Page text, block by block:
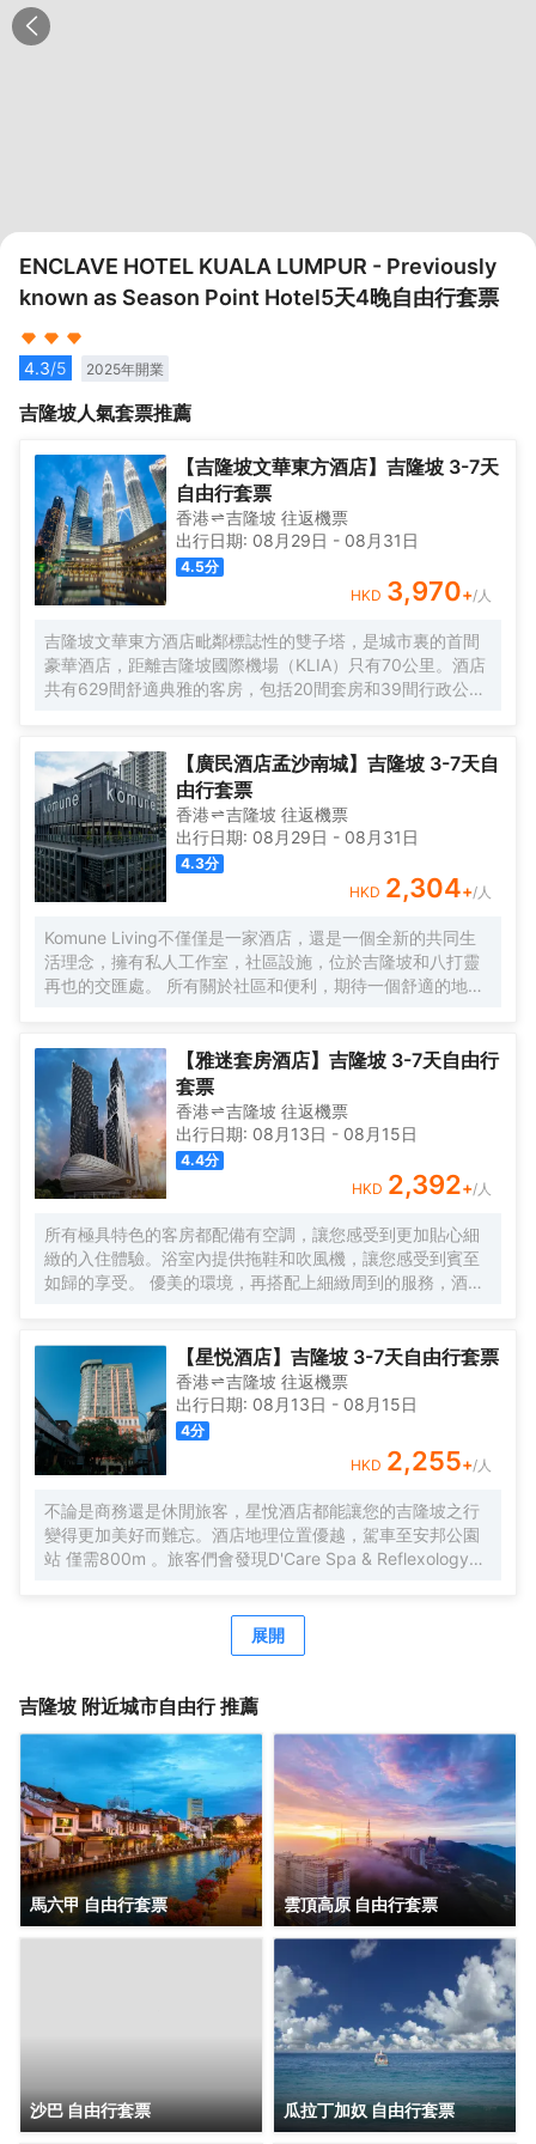
ENCLAVE HOTEL KUALA LUMPUR - Previously
known as Season Point Hotel5天4晚自由行套票
4.3/5 2025年開業
吉隆坡人氣套票推薦
【吉隆坡文華東方酒店】吉隆坡 3-7天
自由行套票
香港 吉隆坡 往返機票
出行日期: 08月29日 - 08月31日
4.5分
HKD 3,970+/人
吉隆坡文華東方酒店毗鄰標誌性的雙子塔，是城市裏的首間
豪華酒店，距離吉隆坡國際機場（KLIA）只有70公里。酒店
共有629間舒適典雅的客房，包括20間套房和39間行政公
供146間客房和20間套房，客人可專享文華東方會行政貴賓
廊設施的優待。客人可以在房內免費上網。酒店內的餐飲和
酒吧令人更加難忘。客人可以在酒店的7間餐廳，酒吧和休息
室盡情享受或舉辦慶祝活動。酒店設有豐富的會議和宴會設
施，包括一個可容納1,800位賓客的無柱式大宴會廳，鑽石宴
會廳也可容納500位客人。酒店的16個功能室都配備了可用
於研討會，國際會議，展覽，婚禮等活動的視聽設備。文華
東方酒店活力俱樂部及水療中心為賓客提供一個寧靜的氛
圍，完善的健身設備和一流的温泉理療。客人可以在酒店游
泳池內暢遊，欣賞KLCC公園如畫般的風景。
【廣民酒店孟沙南城】吉隆坡 3-7天自
由行套票
香港 吉隆坡 往返機票
出行日期: 08月29日 - 08月31日
4.3分
HKD 2,304+/人
Komune Living不僅僅是一家酒店，還是一個全新的共同生
活理念，擁有私人工作室，社區設施，位於吉隆坡和八打靈
再也的交匯處。 所有關於社區和便利，期待一個舒適的地方
僅僅是逗留，找到一種生活，工作和娛樂的生活方式。
【雅迷套房酒店】吉隆坡 3-7天自由行
套票
香港 吉隆坡 往返機票
出行日期: 08月13日 - 08月15日
4.4分
HKD 2,392+/人
所有極具特色的客房都配備有空調，讓您感受到更加貼心細
緻的入住體驗。浴室內提供拖鞋和吹風機，讓您感受到賓至
如歸的享受。 優美的環境，再搭配上細緻周到的服務，酒店
【星悦酒店】吉隆坡 3-7天自由行套票
香港 吉隆坡 往返機票
出行日期: 08月13日 - 08月15日
4分
HKD 2,255+/人
不論是商務還是休閒旅客，星悅酒店都能讓您的吉隆坡之行
變得更加美好而難忘。酒店地理位置優越，駕車至安邦公園
站 僅需800m 。旅客們會發現D'Care Spa & Reflexology、
客，酒店還為您提供了瓶裝水。除此之外，配備有拖鞋和24
小時熱水的浴室是您消除一天疲勞的好地方。在空閒的時
自己的房間舒適的用餐，酒店可提供客房服務。若是覺得酒
的香蘭葉蛋奶煎糕、Nobu（日本料理）的Black Cod With
Miso和Restoran Rebung Chef Ismail（東南亞菜）的亞參叻
沙或許能勾起您的食慾。酒店種類繁多的休閒設施能為每一
位下榻於此的您創造多元化的休閒空間，這其中包括按摩室
和室外泳池。酒店的會議廳將熱情的服務與專業的素質完美
地結合在一起。客人如需兌換貨幣，酒店會為您提供外幣兌
換服務。
展開
吉隆坡 附近城市自由行 推薦
馬六甲 自由行套票 雲頂高原 自由行套票
沙巴 自由行套票 瓜拉丁加奴 自由行套票